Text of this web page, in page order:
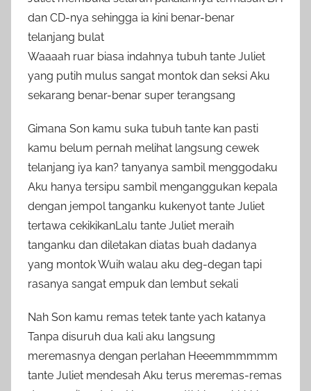
dan CD-nya sehingga ia kini benar-benar
telanjang bulat
Waaaah ruar biasa indahnya tubuh tante Juliet
yang putih mulus sangat montok dan seksi Aku
sekarang benar-benar super terangsang
Gimana Son kamu suka tubuh tante kan pasti
kamu belum pernah melihat langsung cewek
telanjang iya kan? tanyanya sambil menggodaku
Aku hanya tersipu sambil menganggukan kepala
dengan jempol tanganku kukenyot tante Juliet
tertawa cekikikanLalu tante Juliet meraih
tanganku dan diletakan diatas buah dadanya
yang montok Wuih walau aku deg-degan tapi
rasanya sangat empuk dan lembut sekali
Nah Son kamu remas tetek tante yach katanya
Tanpa disuruh dua kali aku langsung
meremasnya dengan perlahan Heeemmmmmm
tante Juliet mendesah Aku terus meremas-remas